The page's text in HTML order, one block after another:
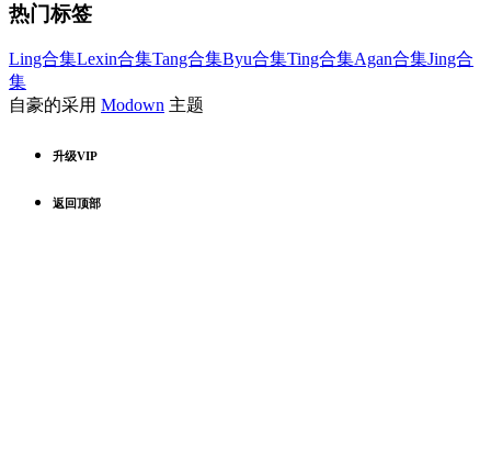
热门标签
Ling合集Lexin合集Tang合集Byu合集Ting合集Agan合集Jing合
集
自豪的采用 Modown 主题
升级VIP
返回顶部